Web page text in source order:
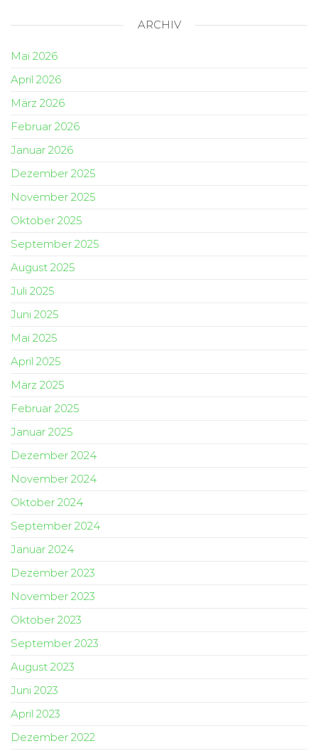
ARCHIV
Mai 2026
April 2026
März 2026
Februar 2026
Januar 2026
Dezember 2025
November 2025
Oktober 2025
September 2025
August 2025
Juli 2025
Juni 2025
Mai 2025
April 2025
März 2025
Februar 2025
Januar 2025
Dezember 2024
November 2024
Oktober 2024
September 2024
Januar 2024
Dezember 2023
November 2023
Oktober 2023
September 2023
August 2023
Juni 2023
April 2023
Dezember 2022